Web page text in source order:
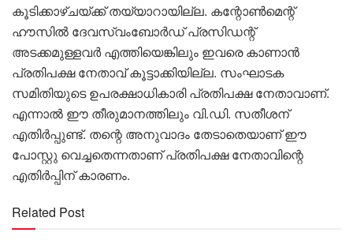
കൂടിക്കാഴ്ചയ്ക്ക് തയ്യാറായില്ല. കന്റോണ്‍മെന്റ്
ഹൗസില്‍ ദേവസ്വംബോര്‍ഡ് പ്രസിഡന്റ്
അടക്കമുള്ളവര്‍ എത്തിയെങ്കിലും ഇവരെ കാണാന്‍
പ്രതിപക്ഷ നേതാവ് കൂട്ടാക്കിയില്ല. സംഘാടക
സമിതിയുടെ ഉപരക്ഷാധികാരി പ്രതിപക്ഷ നേതാവാണ്.
എന്നാല്‍ ഈ തീരുമാനത്തിലും വി.ഡി. സതീശന്
എതിര്‍പ്പുണ്ട്. തന്റെ അനുവാദം തേടാതെയാണ് ഈ
പോസ്റ്റു വെച്ചതെന്നതാണ് പ്രതിപക്ഷ നേതാവിന്റെ
എതിര്‍പ്പിന് കാരണം.
Related Post